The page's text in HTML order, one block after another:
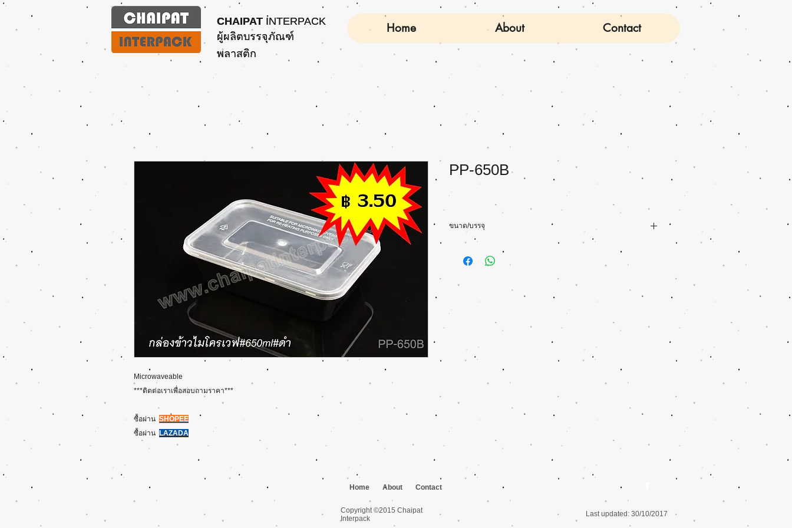
CHAIPAT INTERPACK
ผู้ผลิตบรรจุภัณฑ์
พลาสติก
CHAIPAT INTERPACK
ผู้ผลิตบรรจุภัณฑ์
พลาสติก
Home About Contact
Microwaveable
***ติดต่อเราเพื่อสอบถามราคา***
ซื้อผ่าน SHOPEE
ซื้อผ่าน LAZADA
PP-650B
ขนาด/บรรจุ
Size(cm): L17 x W11.5 x H4.4
Home About Contact
Copyright ©2015 Chaipat
Interpack
Last updated: 30/10/2017